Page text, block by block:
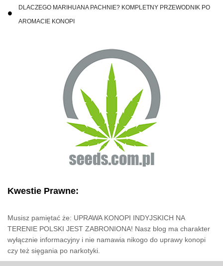
DLACZEGO MARIHUANA PACHNIE? KOMPLETNY PRZEWODNIK PO
AROMACIE KONOPI
Kwestie Prawne:
Musisz pamiętać że: UPRAWA KONOPI INDYJSKICH NA
TERENIE POLSKI JEST ZABRONIONA! Nasz blog ma charakter
wyłącznie informacyjny i nie namawia nikogo do uprawy konopi
czy też sięgania po narkotyki.